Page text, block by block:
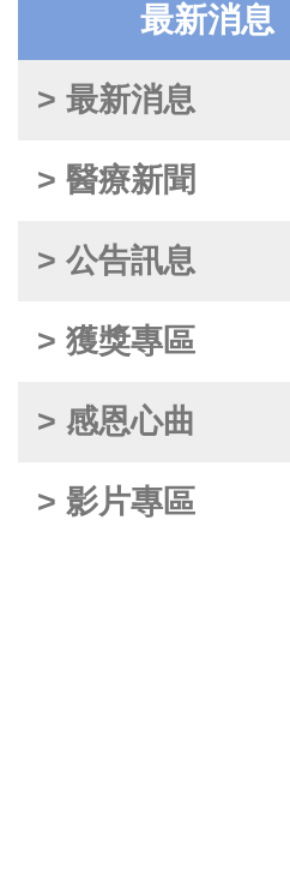
最新消息
> 最新消息
> 醫療新聞
> 公告訊息
> 獲獎專區
> 感恩心曲
> 影片專區